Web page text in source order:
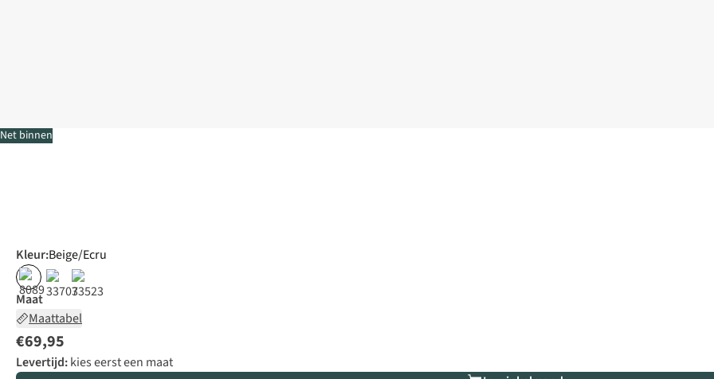
Net binnen
Kleur:Beige/Ecru
Maat
Maattabel
€69,95
Levertijd:kies eerst een maat